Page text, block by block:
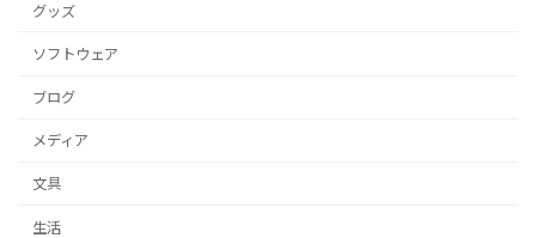
グッズ
ソフトウェア
ブログ
メディア
文具
生活